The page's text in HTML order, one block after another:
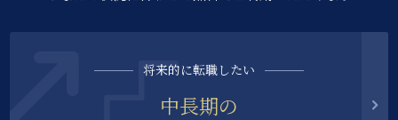
将来的に転職したい
中長期の